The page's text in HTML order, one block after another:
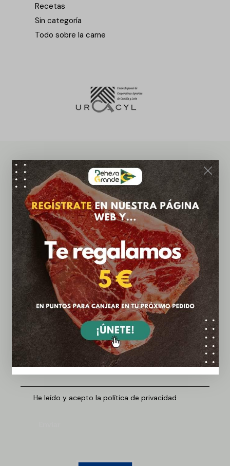
Recetas
Sin categoría
Todo sobre la carne
¡Newsletter!
¡Suscríbete ahora a nuestra newsletter y recibe
ofertas exclusivas!
Suscribirme
¿Tienes dudas? ¡Háblanos!
He leído y acepto la política de privacidad